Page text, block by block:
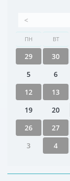
<
ПН ВТ
29 30
5
6
12
13
19
20
26
27
3
4